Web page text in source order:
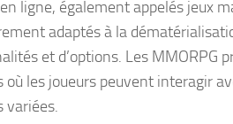
ligne, également appelés jeux
adaptés à la
et d’options. Les MMORPG
les joueurs peuvent interagir
variées.